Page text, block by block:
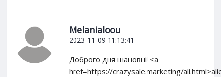
Melanialoou
2023-11-09 11:13:41
Доброго дня шановні! <a
href=https://crazysale.marketing/